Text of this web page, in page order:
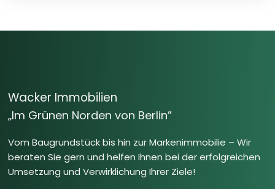
Wacker Immobilien
„Im Grünen Norden von Berlin”
Vom Baugrundstück bis hin zur Markenimmobilie – Wir
beraten Sie gern und helfen Ihnen bei der erfolgreichen
Umsetzung und Verwirklichung Ihrer Ziele!